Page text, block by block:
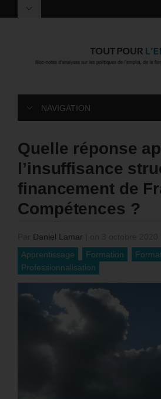
NAVIGATION
Quelle réponse
l’insuffisance
financement de
Compétences ?
Daniel Lamar
Apprentissage
Formation
Professionnalisation